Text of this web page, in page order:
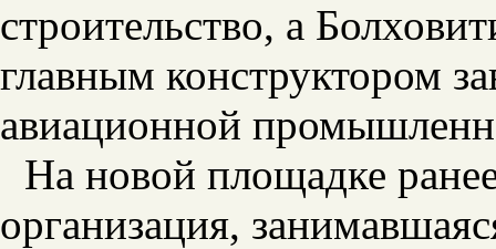
строительство, а
главным конструктором
авиационной
На новой площадке
организация,